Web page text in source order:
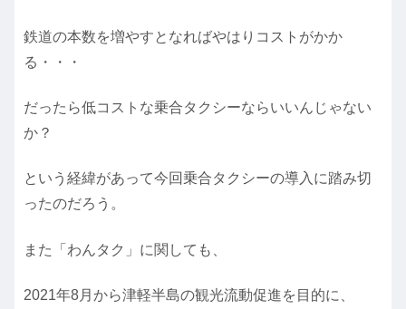
鉄道の本数を増やすとなればやはりコストがかか
る・・・
だったら低コストな乗合タクシーならいいんじゃない
か？
という経緯があって今回乗合タクシーの導入に踏み切
ったのだろう。
また「わんタク」に関しても、
2021年8月から津軽半島の観光流動促進を目的に、